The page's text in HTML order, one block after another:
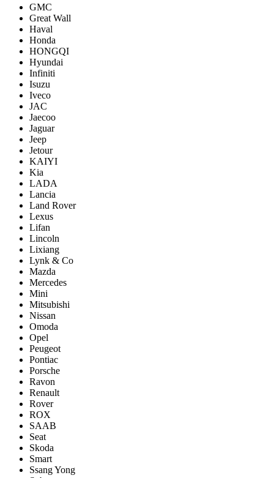
GMC
Great Wall
Haval
Honda
HONGQI
Hyundai
Infiniti
Isuzu
Iveco
JAC
Jaecoo
Jaguar
Jeep
Jetour
KAIYI
Kia
LADA
Lancia
Land Rover
Lexus
Lifan
Lincoln
Lixiang
Lynk & Co
Mazda
Mercedes
Mini
Mitsubishi
Nissan
Omoda
Opel
Peugeot
Pontiac
Porsсhe
Ravon
Renault
Rover
ROX
SAAB
Seat
Skoda
Smart
Ssang Yong